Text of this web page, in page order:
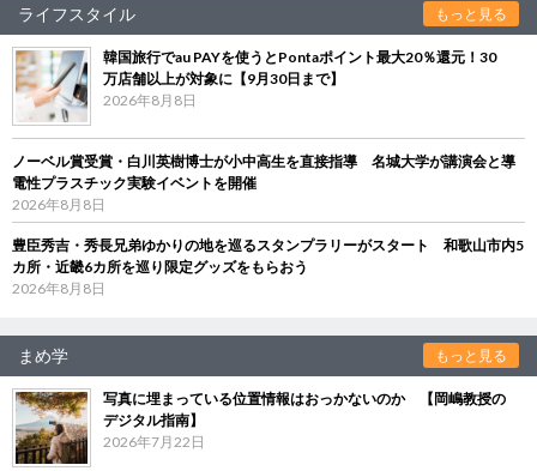
ライフスタイル もっと見る
韓国旅行でau PAYを使うとPontaポイント最大20％還元！30
万店舗以上が対象に【9月30日まで】
2026年8月8日
ノーベル賞受賞・白川英樹博士が小中高生を直接指導 名城大学が講演会と導
電性プラスチック実験イベントを開催
2026年8月8日
豊臣秀吉・秀長兄弟ゆかりの地を巡るスタンプラリーがスタート 和歌山市内5
カ所・近畿6カ所を巡り限定グッズをもらおう
2026年8月8日
まめ学 もっと見る
写真に埋まっている位置情報はおっかないのか 【岡嶋教授の
デジタル指南】
2026年7月22日